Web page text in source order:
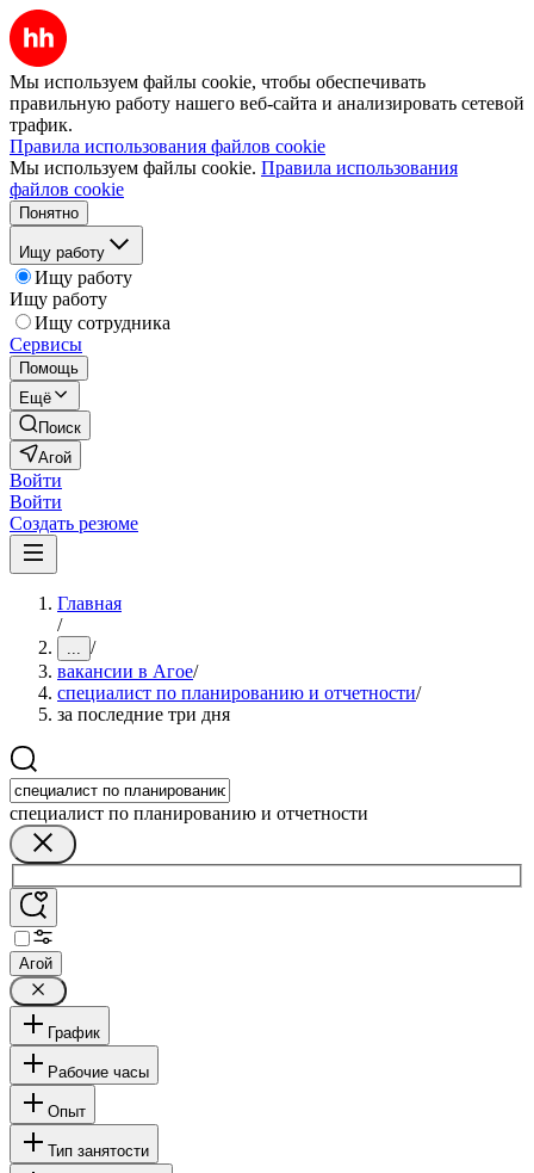
Мы используем файлы cookie, чтобы обеспечивать
правильную работу нашего веб-сайта и анализировать сетевой
трафик.
Правила использования файлов cookie
Мы используем файлы cookie. Правила использования
файлов cookie
Понятно
Ищу работу
Ищу работу
Ищу работу
Ищу сотрудника
Сервисы
Помощь
Ещё
Поиск
Агой
Войти
Войти
Создать резюме
Главная
/
... /
вакансии в Агое/
специалист по планированию и отчетности/
за последние три дня
специалист по планированию и отчетности
Агой
График
Рабочие часы
Опыт
Тип занятости